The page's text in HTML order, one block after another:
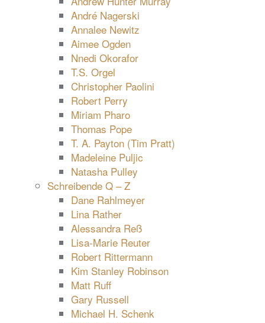
André Nagerski
Annalee Newitz
Aimee Ogden
Nnedi Okorafor
T.S. Orgel
Christopher Paolini
Robert Perry
Miriam Pharo
Thomas Pope
T. A. Payton (Tim Pratt)
Madeleine Puljic
Natasha Pulley
Schreibende Q – Z
Dane Rahlmeyer
Lina Rather
Alessandra Reß
Lisa-Marie Reuter
Robert Rittermann
Kim Stanley Robinson
Matt Ruff
Gary Russell
Michael H. Schenk